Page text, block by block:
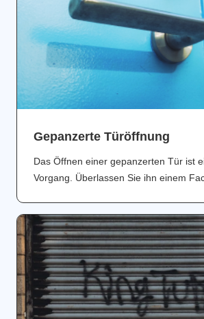
Gepanzerte Türöffnung
Das Öffnen einer gepanzerten Tür ist
Vorgang. Überlassen Sie ihn einem